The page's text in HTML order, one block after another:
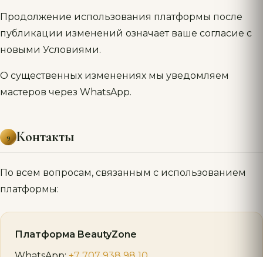
Продолжение использования платформы после
публикации изменений означает ваше согласие с
новыми Условиями.
О существенных изменениях мы уведомляем
мастеров через WhatsApp.
9 Контакты
По всем вопросам, связанным с использованием
платформы:
Платформа BeautyZone